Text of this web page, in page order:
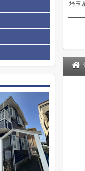
埼玉